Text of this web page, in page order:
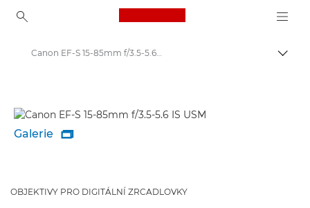
Canon Logo, back to
Canon EF-S 15-85mm f/3.5-5.6 IS USM - Lenses - Camera & Photo lenses
Galerie 
OBJEKTIVY PRO DIGITÁLNÍ ZRCADLOVKY